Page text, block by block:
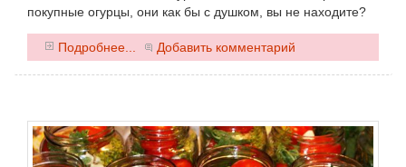
покупные огурцы, они как бы с душком, вы не находите?
Подробнее... Добавить комментарий